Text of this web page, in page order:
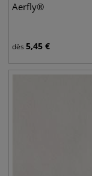
Aerfly®
dès 5,45 €